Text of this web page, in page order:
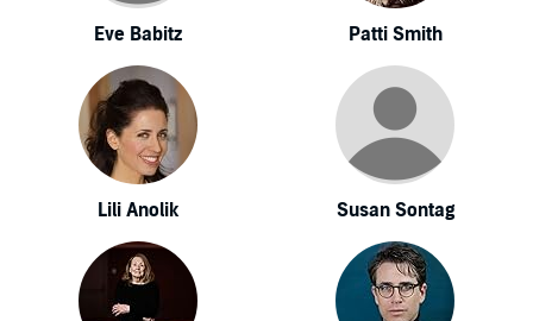
Eve Babitz Patti Smith
Lili Anolik Susan Sontag